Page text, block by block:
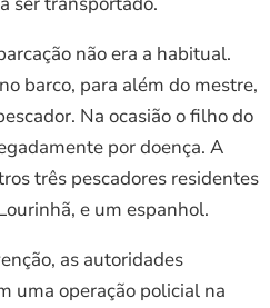
não era a habitual.
barco, para além do mestre,
Na ocasião o filho do
por doença. A
três pescadores residentes
e um espanhol.
as autoridades
uma operação policial na